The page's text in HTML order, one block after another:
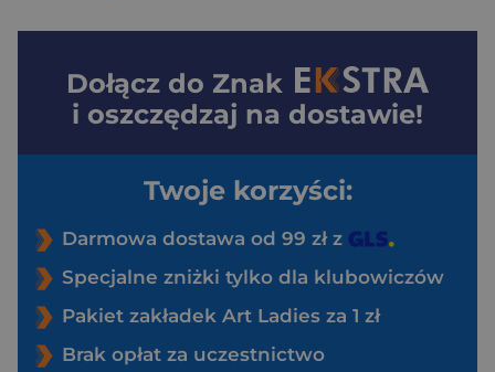
Dołącz do Znak
i oszczędzaj na dostawie!
Twoje korzyści:
Darmowa dostawa od 99 zł z
Specjalne zniżki tylko dla klubowiczów
Pakiet zakładek Art Ladies za 1 zł
Brak opłat za uczestnictwo